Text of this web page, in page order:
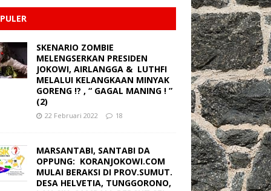
SKENARIO ZOMBIE
MELENGSERKAN PRESIDEN
JOKOWI, AIRLANGGA & LUTHFI
MELALUI KELANGKAAN MINYAK
GORENG !? , “ GAGAL MANING ! ”
(2)
22 Februari 2022 18
MARSANTABI, SANTABI DA
OPPUNG: KORANJOKOWI.COM
MULAI BERAKSI DI PROV.SUMUT.
DESA HELVETIA, TUNGGORONO,